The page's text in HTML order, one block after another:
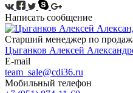
Написать сообщение
Старший менеджер по
Цыганков Алексей
E-mail
team_sale@cdi36.ru
Мобильный телефон